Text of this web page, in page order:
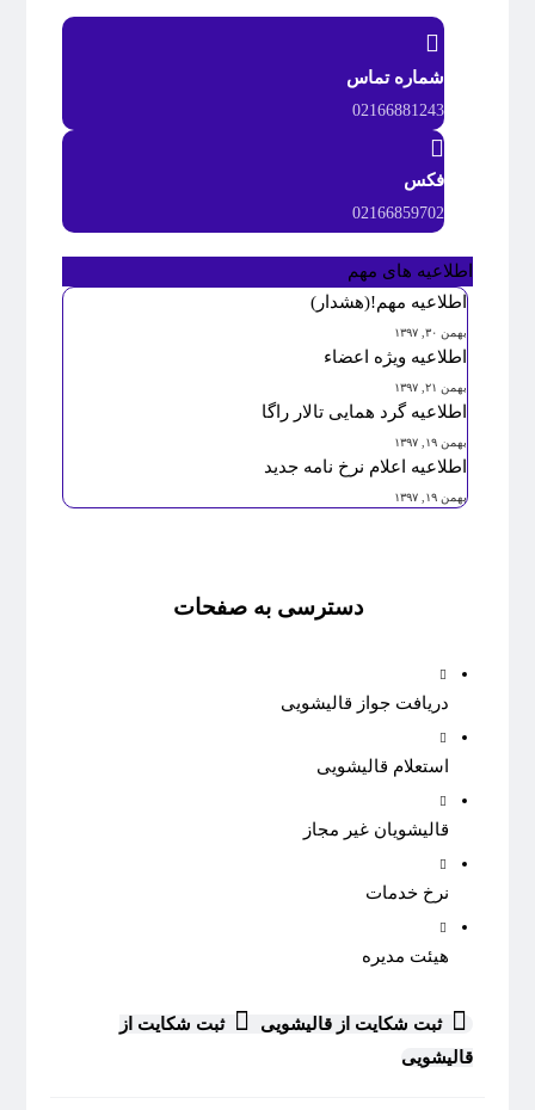
شماره تماس
02166881243
فکس
02166859702
اطلاعیه های مهم
اطلاعیه مهم!(هشدار)
بهمن ۳۰, ۱۳۹۷
اطلاعیه ویژه اعضاء
بهمن ۲۱, ۱۳۹۷
اطلاعیه گرد همایی تالار راگا
بهمن ۱۹, ۱۳۹۷
اطلاعیه اعلام نرخ نامه جدید
بهمن ۱۹, ۱۳۹۷
دسترسی به صفحات
دریافت جواز قالیشویی
استعلام قالیشویی
قالیشویان غیر مجاز
نرخ خدمات
هیئت مدیره
ثبت شکایت از قالیشویی
ثبت شکایت از
قالیشویی